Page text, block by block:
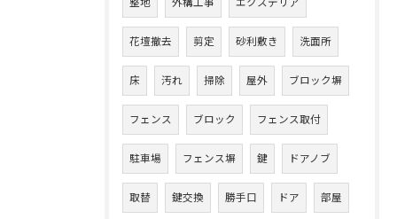
花壇撤去 剪定 砂利敷き 洗面所
床 汚れ 掃除 屋外 ブロック塀
フェンス ブロック フェンス取付
駐車場 フェンス塀 鍵 ドアノブ
取替 鍵交換 勝手口 ドア 部屋